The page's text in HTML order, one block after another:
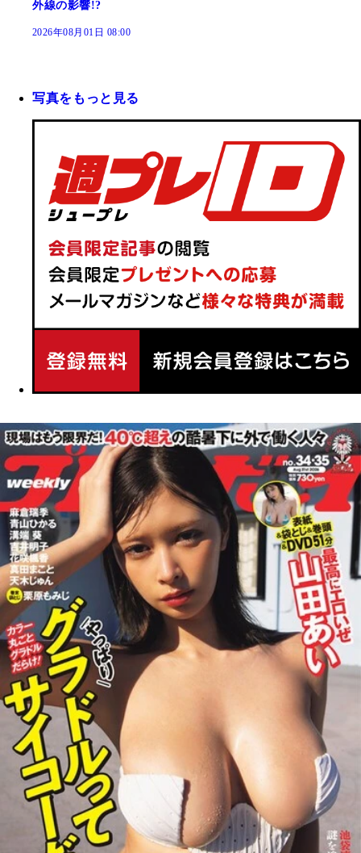
外線の影響!?
2026年08月01日 08:00
写真をもっと見る